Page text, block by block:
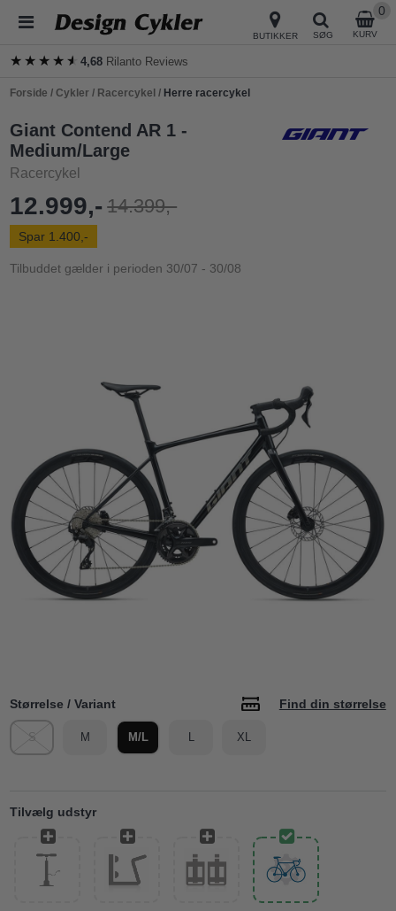
BUTIKKER SØG KURV
0
★★★★★
★★★★★4,68 Rilanto Reviews
Forside /Cykler / Racercykel / Herre racercykel
Giant Contend AR 1 -
Medium/Large
Racercykel
12.999,- 14.399,-
Spar 1.400,-
Tilbuddet gælder i perioden 30/07 - 30/08
Størrelse / Variant Find din størrelse
S M M/L L XL
Tilvælg udstyr